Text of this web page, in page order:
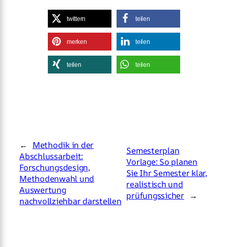
twittern teilen
merken teilen
teilen teilen
←
Methodik in der
Abschlussarbeit:
Forschungsdesign,
Methodenwahl und
Auswertung
nachvollziehbar darstellen
Semesterplan
Vorlage: So planen
Sie Ihr Semester klar,
realistisch und
prüfungssicher →